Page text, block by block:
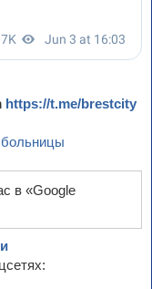
https://t.me/brestcity
в «Google